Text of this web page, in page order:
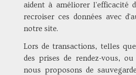
aident à améliorer l'efficacité
recroiser ces données avec
notre site.
Lors de transactions, telles
des prises de rendez-vous, ou
nous proposons de